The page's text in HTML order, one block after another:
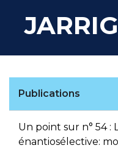
Publications
Un point sur n° 54 :
énantiosélective: